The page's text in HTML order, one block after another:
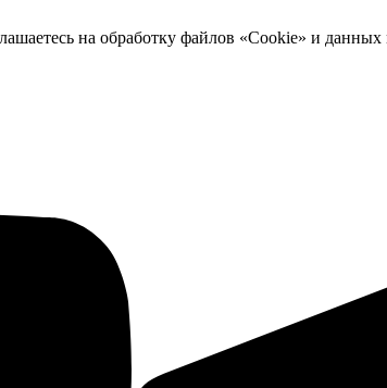
на обработку файлов «Cookie» и